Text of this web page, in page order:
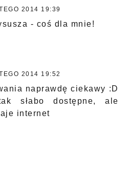
2014 19:39
- coś dla mnie!
2014 19:52
naprawdę ciekawy :D
słabo dostępne, ale
internet